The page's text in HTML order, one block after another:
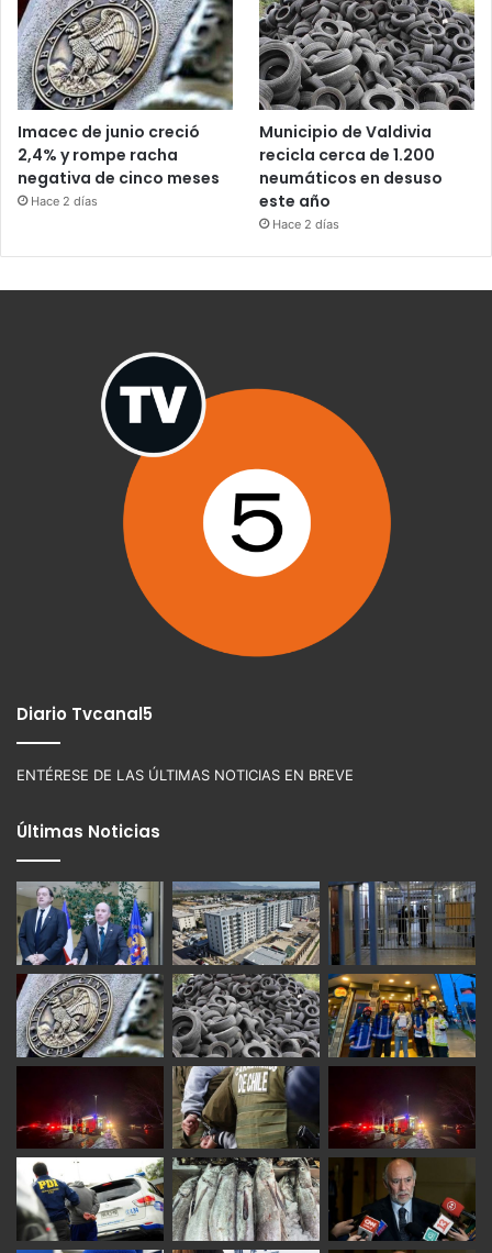
Imacec de junio creció
2,4% y rompe racha
negativa de cinco meses
Hace 2 días
Municipio de Valdivia
recicla cerca de 1.200
neumáticos en desuso
este año
Hace 2 días
Diario Tvcanal5
ENTÉRESE DE LAS ÚLTIMAS NOTICIAS EN BREVE
Últimas Noticias